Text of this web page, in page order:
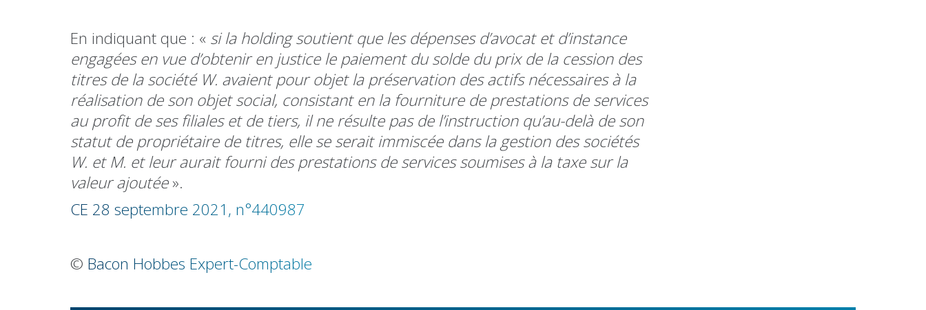
En indiquant que : « si la holding soutient que les dépenses d’avocat et d’instance
engagées en vue d’obtenir en justice le paiement du solde du prix de la cession des
titres de la société W. avaient pour objet la préservation des actifs nécessaires à la
réalisation de son objet social, consistant en la fourniture de prestations de services
au profit de ses filiales et de tiers, il ne résulte pas de l’instruction qu’au-delà de son
statut de propriétaire de titres, elle se serait immiscée dans la gestion des sociétés
W. et M. et leur aurait fourni des prestations de services soumises à la taxe sur la
valeur ajoutée».
CE 28 septembre 2021, n°440987
© Bacon Hobbes Expert-Comptable